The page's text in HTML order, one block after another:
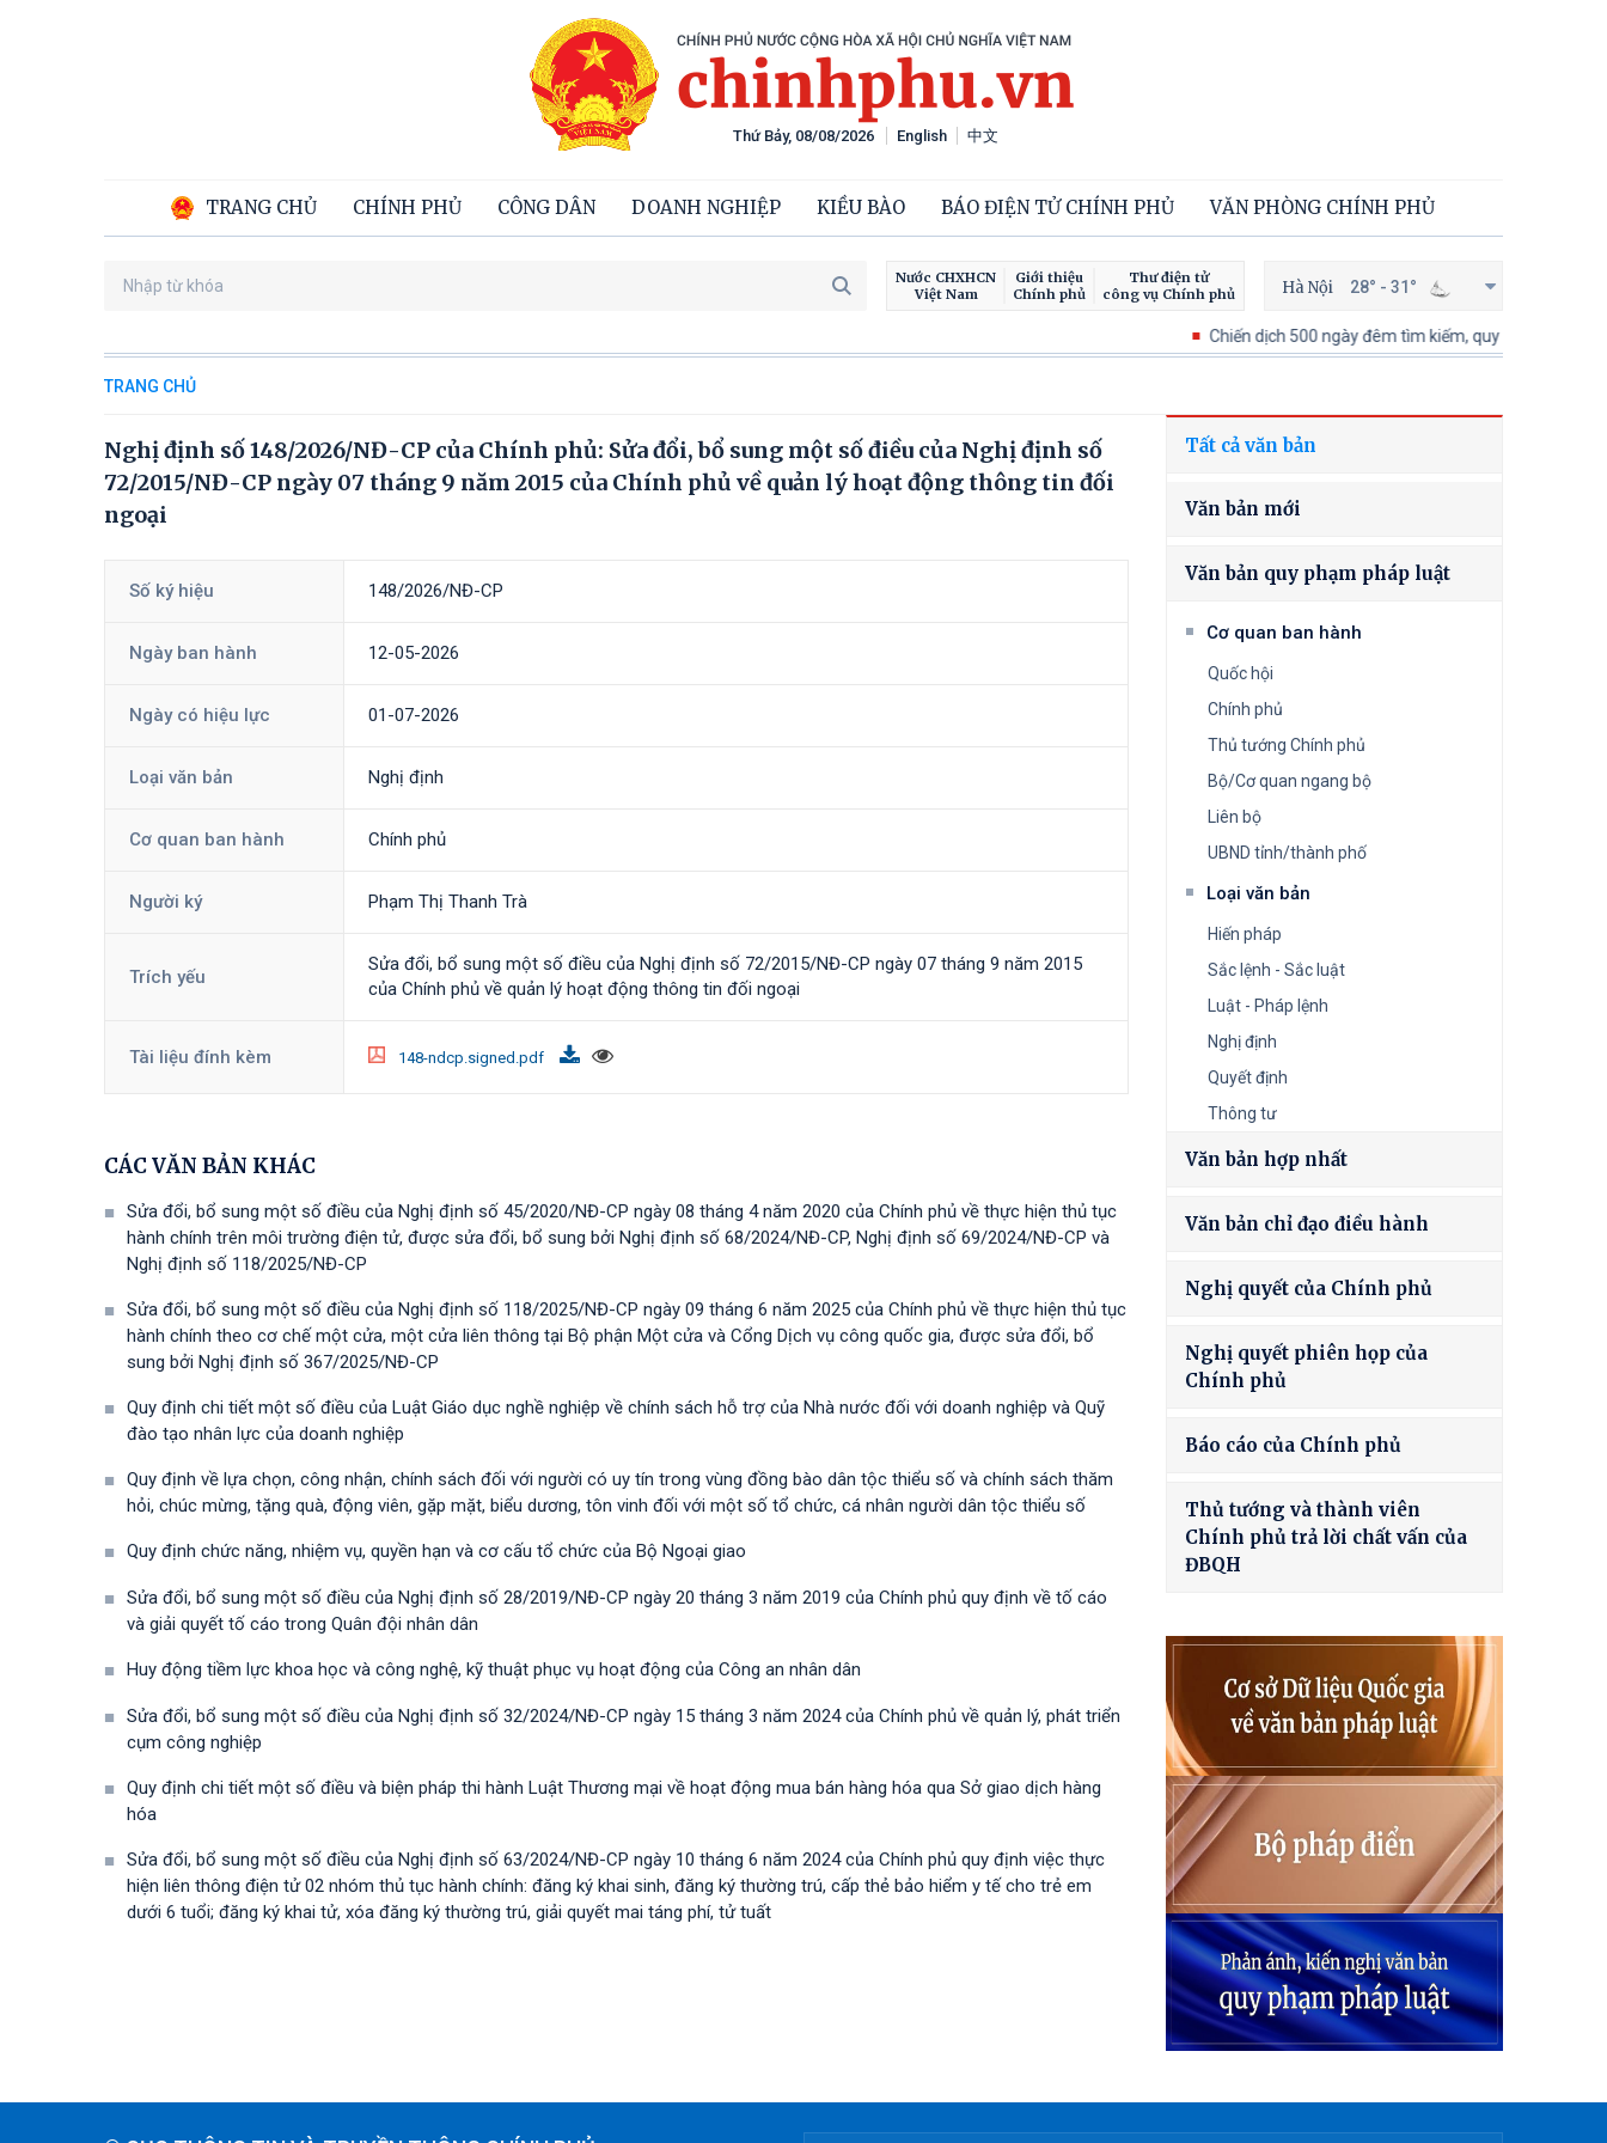
English 中文
TRANG CHỦ CHÍNH PHỦ CÔNG DÂN DOANH NGHIỆP KIỀU BÀO BÁO ĐIỆN TỬ CHÍNH PHỦ VĂN PHÒNG CHÍNH PHỦ
Thứ Bảy, 08/08/2026
Nước CHXHCN
Việt Nam
Giới thiệu
Chính phủ
Thư điện tử
công vụ Chính phủ
Hà Nội 28° - 31°
Chiến dịch 500 ngày đêm tìm kiếm, quy tập và xác định
TRANG CHỦ
Nghị định số 148/2026/NĐ-CP của Chính phủ: Sửa đổi, bổ sung một số điều của Nghị định số
72/2015/NĐ-CP ngày 07 tháng 9 năm 2015 của Chính phủ về quản lý hoạt động thông tin đối
ngoại
Số ký hiệu 148/2026/NĐ-CP
Ngày ban hành 12-05-2026
Ngày có hiệu lực 01-07-2026
Loại văn bản Nghị định
Cơ quan ban hành Chính phủ
Người ký Phạm Thị Thanh Trà
Trích yếu
Sửa đổi, bổ sung một số điều của Nghị định số 72/2015/NĐ-CP ngày 07 tháng 9 năm 2015
của Chính phủ về quản lý hoạt động thông tin đối ngoại
Tài liệu đính kèm 148-ndcp.signed.pdf
CÁC VĂN BẢN KHÁC
Sửa đổi, bổ sung một số điều của Nghị định số 45/2020/NĐ-CP ngày 08 tháng 4 năm 2020 của Chính phủ về thực hiện thủ tục
hành chính trên môi trường điện tử, được sửa đổi, bổ sung bởi Nghị định số 68/2024/NĐ-CP, Nghị định số 69/2024/NĐ-CP và
Nghị định số 118/2025/NĐ-СР
Sửa đổi, bổ sung một số điều của Nghị định số 118/2025/NĐ-CP ngày 09 tháng 6 năm 2025 của Chính phủ về thực hiện thủ tục
hành chính theo cơ chế một cửa, một cửa liên thông tại Bộ phận Một cửa và Cổng Dịch vụ công quốc gia, được sửa đổi, bổ
sung bởi Nghị định số 367/2025/NĐ-СР
Quy định chi tiết một số điều của Luật Giáo dục nghề nghiệp về chính sách hỗ trợ của Nhà nước đối với doanh nghiệp và Quỹ
đào tạo nhân lực của doanh nghiệp
Quy định về lựa chọn, công nhận, chính sách đối với người có uy tín trong vùng đồng bào dân tộc thiểu số và chính sách thăm
hỏi, chúc mừng, tặng quà, động viên, gặp mặt, biểu dương, tôn vinh đối với một số tổ chức, cá nhân người dân tộc thiểu số
Quy định chức năng, nhiệm vụ, quyền hạn và cơ cấu tổ chức của Bộ Ngoại giao
Sửa đổi, bổ sung một số điều của Nghị định số 28/2019/NĐ-CР ngày 20 tháng 3 năm 2019 của Chính phủ quy định về tố cáo
và giải quyết tố cáo trong Quân đội nhân dân
Huy động tiềm lực khoa học và công nghệ, kỹ thuật phục vụ hoạt động của Công an nhân dân
Sửa đổi, bổ sung một số điều của Nghị định số 32/2024/NĐ-CP ngày 15 tháng 3 năm 2024 của Chính phủ về quản lý, phát triển
cụm công nghiệp
Quy định chi tiết một số điều và biện pháp thi hành Luật Thương mại về hoạt động mua bán hàng hóa qua Sở giao dịch hàng
hóa
Sửa đổi, bổ sung một số điều của Nghị định số 63/2024/NĐ-CP ngày 10 tháng 6 năm 2024 của Chính phủ quy định việc thực
hiện liên thông điện tử 02 nhóm thủ tục hành chính: đăng ký khai sinh, đăng ký thường trú, cấp thẻ bảo hiểm y tế cho trẻ em
dưới 6 tuổi; đăng ký khai tử, xóa đăng ký thường trú, giải quyết mai táng phí, tử tuất
Tất cả văn bản
Văn bản mới
Văn bản quy phạm pháp luật
Cơ quan ban hành
Quốc hội
Chính phủ
Thủ tướng Chính phủ
Bộ/Cơ quan ngang bộ
Liên bộ
UBND tỉnh/thành phố
Loại văn bản
Hiến pháp
Sắc lệnh - Sắc luật
Luật - Pháp lệnh
Nghị định
Quyết định
Thông tư
Văn bản hợp nhất
Văn bản chỉ đạo điều hành
Nghị quyết của Chính phủ
Nghị quyết phiên họp của
Chính phủ
Báo cáo của Chính phủ
Thủ tướng và thành viên
Chính phủ trả lời chất vấn của
ĐBQH